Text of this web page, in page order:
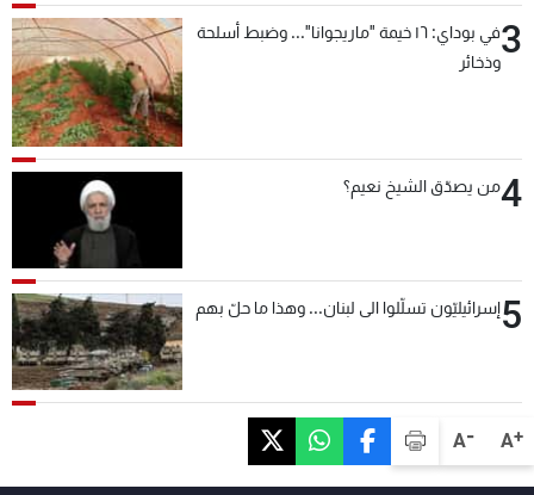
A+
A-
3
في بوداي: ١٦ خيمة "ماريجوانا"... وضبط أسلحة
وذخائر
4من يصدّق الشيخ نعيم؟
5إسرائيليّون تسلّلوا الى لبنان... وهذا ما حلّ بهم